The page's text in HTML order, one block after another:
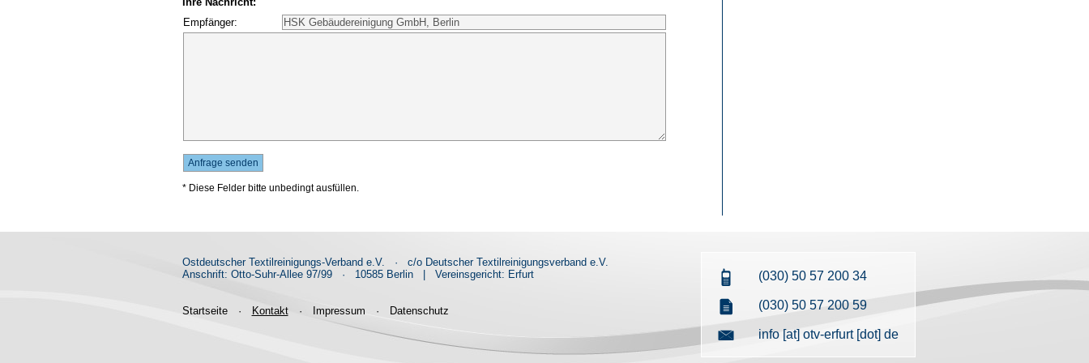
Empfänger:
* Diese Felder bitte unbedingt ausfüllen.
Ostdeutscher Textilreinigungs-Verband e.V. ·
c/o Deutscher Textilreinigungsverband e.V.
Anschrift: Otto-Suhr-Allee 97/99
· 10585 Berlin Vereinsgericht: Erfurt
Startseite · Kontakt · Impressum · Datenschutz
(030) 50 57 200 34
(030) 50 57 200 59
info [at] otv-erfurt [dot] de